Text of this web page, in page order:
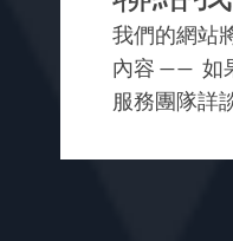
我們的網站
內容 —— 如
服務團隊詳